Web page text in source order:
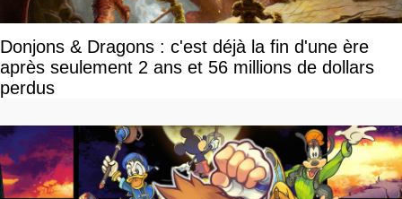
Donjons & Dragons : c'est déjà la fin d'une ère
après seulement 2 ans et 56 millions de dollars
perdus